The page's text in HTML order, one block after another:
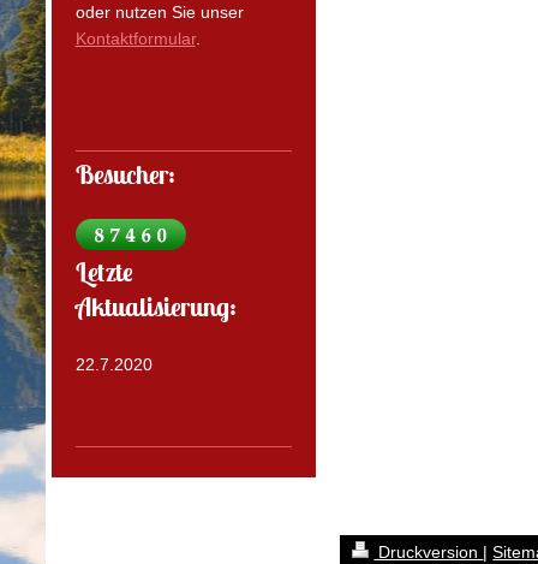
oder nutzen Sie unser
Kontaktformular.
Besucher:
Letzte
Aktualisierung:
22.7.2020
Druckversion |